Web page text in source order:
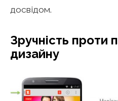
досвідом.
Зручність проти
дизайну